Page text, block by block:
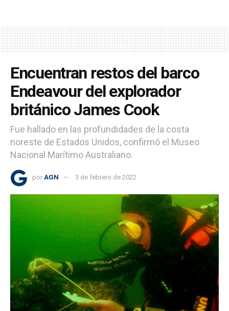
Encuentran restos del barco
Endeavour del explorador
británico James Cook
Fue hallado en las profundidades de la costa
noreste de Estados Unidos, confirmó el Museo
Nacional Marítimo Australiano.
por AGN 3 de febrero de 2022